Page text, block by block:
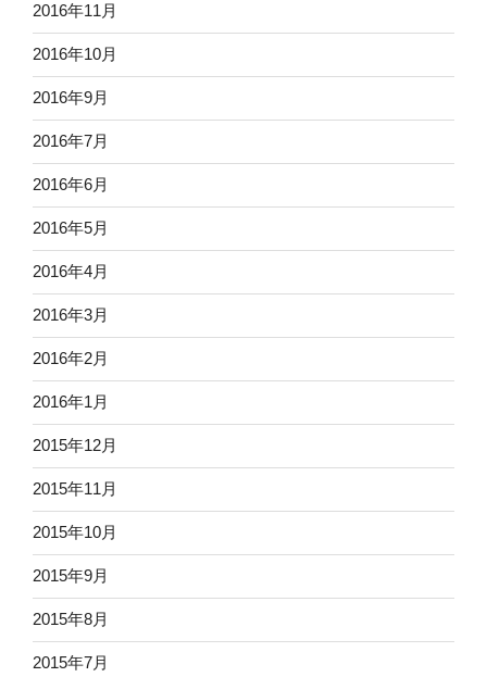
2016年11月
2016年10月
2016年9月
2016年7月
2016年6月
2016年5月
2016年4月
2016年3月
2016年2月
2016年1月
2015年12月
2015年11月
2015年10月
2015年9月
2015年8月
2015年7月